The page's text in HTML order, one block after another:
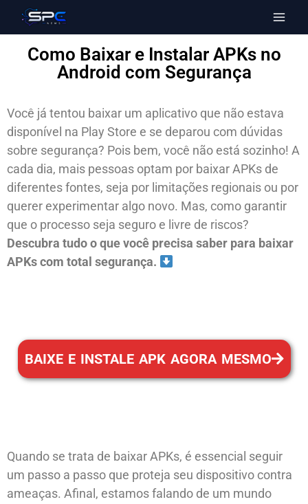
Como Baixar e Instalar APKs no
Android com Segurança
Você já tentou baixar um aplicativo que não estava
disponível na Play Store e se deparou com dúvidas
sobre segurança? Pois bem, você não está sozinho! A
cada dia, mais pessoas optam por baixar APKs de
diferentes fontes, seja por limitações regionais ou por
querer experimentar algo novo. Mas, como garantir
que o processo seja seguro e livre de riscos?
Descubra tudo o que você precisa saber para baixar
APKs com total segurança.
BAIXE E INSTALE APK AGORA MESMO
Quando se trata de baixar APKs, é essencial seguir
um passo a passo que proteja seu dispositivo contra
ameaças. Afinal, estamos falando de um mundo